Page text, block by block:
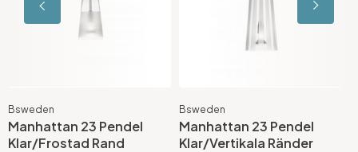
Bsweden
Manhattan 23 Pendel
Klar/Frostad Rand
Bsweden
Manhattan 23 Pendel
Klar/Vertikala Ränder